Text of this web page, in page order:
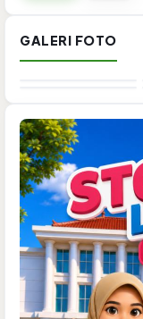
GALERI FOTO